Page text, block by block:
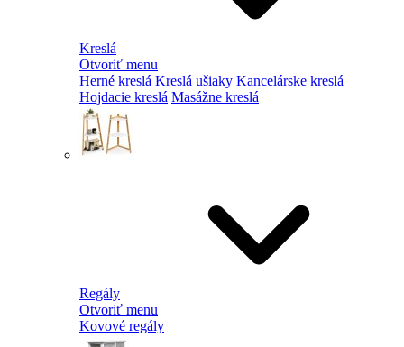
Kreslá
Otvoriť menu
Herné kreslá Kreslá ušiaky Kancelárske kreslá
Hojdacie kreslá Masážne kreslá
Regály
Otvoriť menu
Kovové regály